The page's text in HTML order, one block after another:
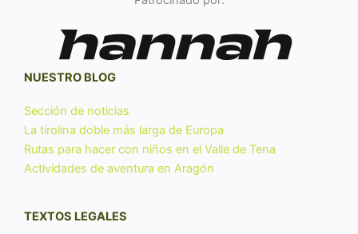
NUESTRO BLOG
Sección de noticias
La tirolina doble más larga de Europa
Rutas para hacer con niños en el Valle de Tena
Actividades de aventura en Aragón
TEXTOS LEGALES